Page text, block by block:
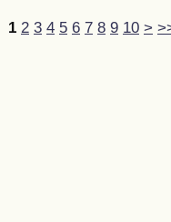
1 2 3 4 5 6 7 8 9 10 >